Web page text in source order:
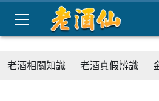
老酒相關知識 老酒真假辨識